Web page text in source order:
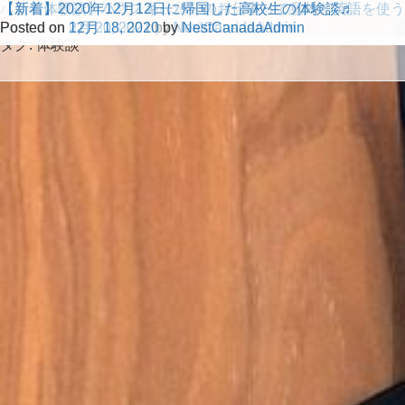
タグ:体験談
パウエルリバー学区で高校留学を終えるMくんの体験談
Posted on 6月 3, 2022byNestCanadaAdmin
【新着体験談】ハウスキーパーのお仕事って意外と英語を使
Posted on 2月 20, 2021byNestCanadaAdmin
【新着】2020年12月12日に帰国した高校生の体験談♬
Posted on 12月 18, 2020byNestCanadaAdmin